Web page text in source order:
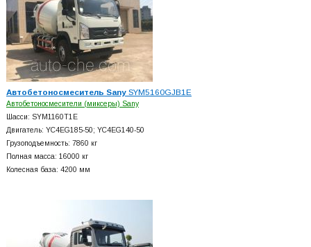
Автобетоносмеситель SanySYM5160GJB1E
Автобетоносмесители (миксеры) Sany
Шасси: SYM1160T1E
Двигатель: YC4EG185-50; YC4EG140-50
Грузоподъемность: 7860 кг
Полная масса: 16000 кг
Колесная база: 4200 мм